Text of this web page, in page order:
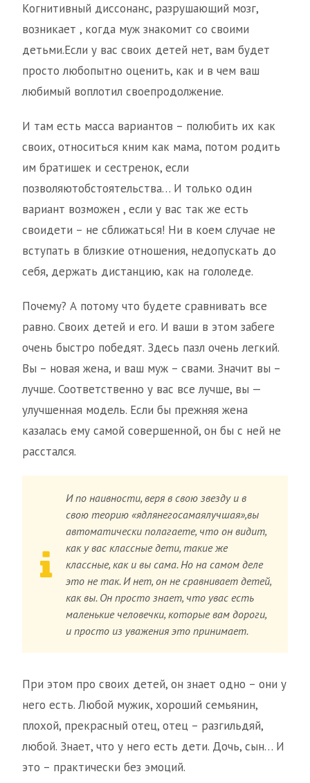
Когнитивный диссонанс, разрушающий мозг,
возникает , когда муж знакомит со своими
детьми.Если у вас своих детей нет, вам будет
просто любопытно оценить, как и в чем ваш
любимый воплотил своепродолжение.
И там есть масса вариантов – полюбить их как
своих, относиться кним как мама, потом родить
им братишек и сестренок, если
позволяютобстоятельства… И только один
вариант возможен , если у вас так же есть
своидети – не сближаться! Ни в коем случае не
вступать в близкие отношения, недопускать до
себя, держать дистанцию, как на гололеде.
Почему? А потому что будете сравнивать все
равно. Своих детей и его. И ваши в этом забеге
очень быстро победят. Здесь пазл очень легкий.
Вы – новая жена, и ваш муж – свами. Значит вы –
лучше. Соответственно у вас все лучше, вы —
улучшенная модель. Если бы прежняя жена
казалась ему самой совершенной, он бы с ней не
расстался.
И по наивности, веря в свою звезду и в
свою теорию «ядлянегосамаялучшая»,вы
автоматически полагаете, что он видит,
как у вас классные дети, такие же
классные, как и вы сама. Но на самом деле
это не так. И нет, он не сравнивает детей,
как вы. Он просто знает, что увас есть
маленькие человечки, которые вам дороги,
и просто из уважения это принимает.
При этом про своих детей, он знает одно – они у
него есть. Любой мужик, хороший семьянин,
плохой, прекрасный отец, отец – разгильдяй,
любой. Знает, что у него есть дети. Дочь, сын… И
это – практически без эмоций.